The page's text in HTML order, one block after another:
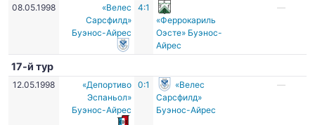
08.05.1998
«Велес
Сарсфилд»
Буэнос-Айрес
4:1
«Феррокариль
Оэсте» Буэнос-
Айрес
—
17-й тур
12.05.1998
«Депортиво
Эспаньол»
Буэнос-Айрес
0:1
«Велес
Сарсфилд»
Буэнос-Айрес
—